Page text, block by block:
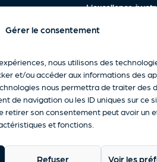
Gérer le consentement
nous utilisons des
et/ou accéder aux informations des
nous permettra de traiter des
de navigation ou les ID uniques sur ce
retirer son consentement peut avoir un
et fonctions.
Refuser Voir les
sur-Mer
50
L’excellence à
Notre politique RSE
Notre plaquette
Nos locaux
Accessibilité
Actualités